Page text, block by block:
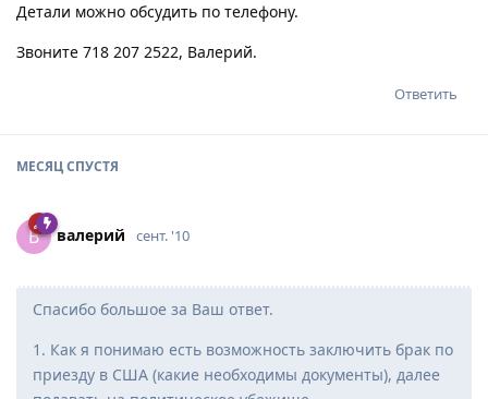
Детали можно обсудить по телефону.
Звоните 718 207 2522, Валерий.
Ответить
МЕСЯЦСПУСТЯ
В вaлepий сент. '10
Спасибо большое за Ваш ответ.
1. Как я понимаю есть возможность заключить брак по
приезду в США (какие необходимы документы), далее